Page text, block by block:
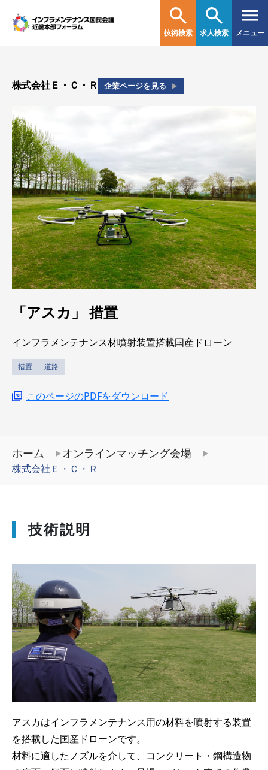
技術検索 求人検索 メニュー
株式会社Ｅ・Ｃ・Ｒ 企業ページを見る
「アスカ」措置
インフラメンテナンス材噴射装置搭載国産ドローン
措置 道路
このページのPDFをダウンロード
ホーム オンラインマッチング会場
株式会社Ｅ・Ｃ・Ｒ
技術説明
アスカはインフラメンテナンス用の材料を噴射する装置
を搭載した国産ドローンです。
材料に適したノズルを介して、コンクリート・鋼構造物